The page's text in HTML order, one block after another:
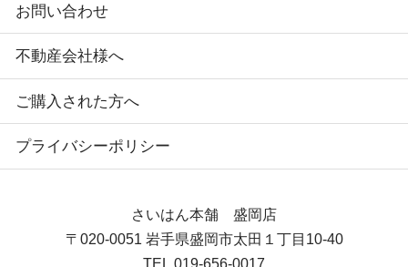
お問い合わせ
不動産会社様へ
ご購入された方へ
プライバシーポリシー
さいはん本舗 盛岡店
〒020-0051 岩手県盛岡市太田１丁目10-40
TEL. 019-656-0017